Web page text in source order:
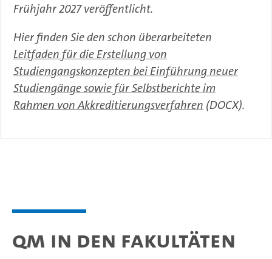
Frühjahr 2027 veröffentlicht.
Hier finden Sie den schon überarbeiteten
Leitfaden für die Erstellung von
Studiengangskonzepten bei Einführung neuer
Studiengänge sowie für Selbstberichte im
Rahmen von Akkreditierungsverfahren (DOCX).
QM in den Fakultäten